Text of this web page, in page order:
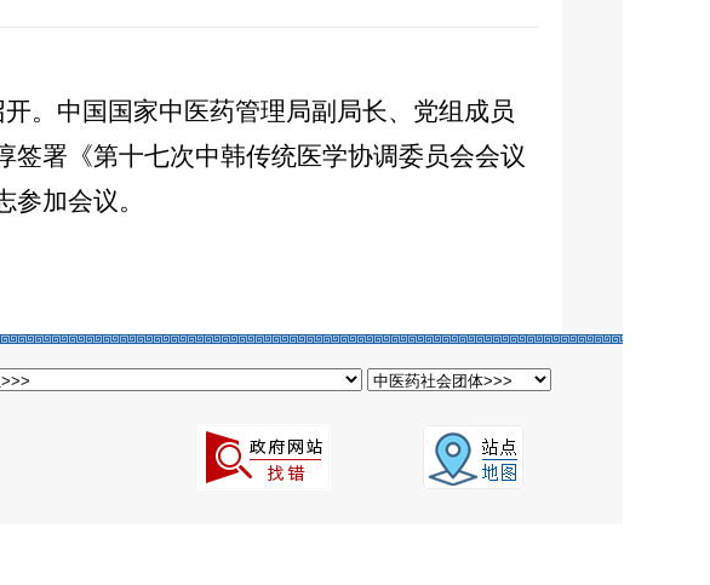
中国国家中医药管理局副局长、党组成员
署《第十七次中韩传统医学协调委员会会议
加会议。